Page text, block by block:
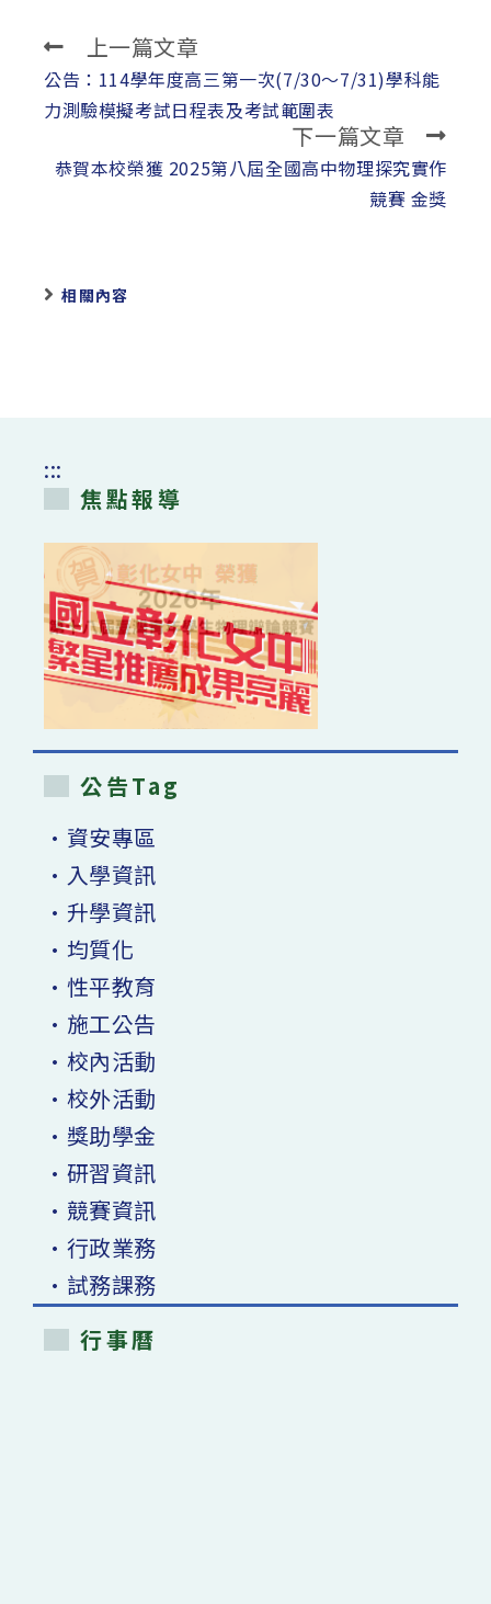
Read
more
articles
上一篇文章
公告：114學年度高三第一次(7/30～7/31)學科能
力測驗模擬考試日程表及考試範圍表
下一篇文章
恭賀本校榮獲 2025第八屆全國高中物理探究實作
競賽 金獎
相關內容
:::
焦點報導
公告Tag
•資安專區
•入學資訊
•升學資訊
•均質化
•性平教育
•施工公告
•校內活動
•校外活動
•獎助學金
•研習資訊
•競賽資訊
•行政業務
•試務課務
行事曆